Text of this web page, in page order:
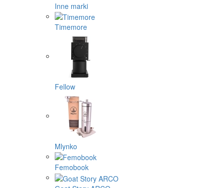
Inne marki
Timemore
Fellow
Mlynko
Femobook